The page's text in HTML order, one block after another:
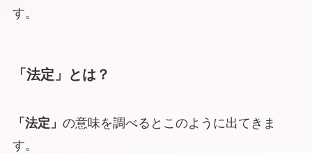
す。
「法定」とは？
「法定」 の意味を調べるとこのように出てきま
す。